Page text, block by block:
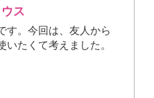
ス
す。今回は、友人から
いたくて考えました。